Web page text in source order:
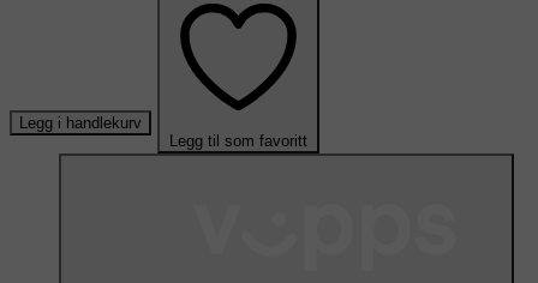
Legg i handlekurv
Legg til som favoritt